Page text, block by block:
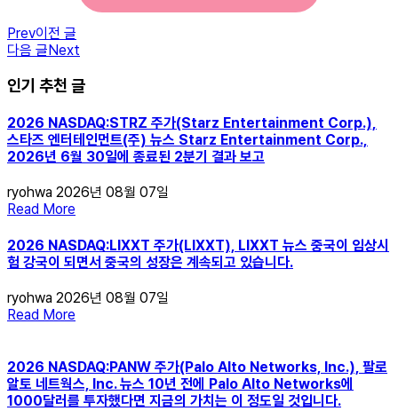
Prev이전 글
다음 글Next
인기 추천 글
2026 NASDAQ:STRZ 주가(Starz Entertainment Corp.),
스타즈 엔터테인먼트(주) 뉴스 Starz Entertainment Corp.,
2026년 6월 30일에 종료된 2분기 결과 보고
ryohwa 2026년 08월 07일
Read More
2026 NASDAQ:LIXXT 주가(LIXXT), LIXXT 뉴스 중국이 임상시
험 강국이 되면서 중국의 성장은 계속되고 있습니다.
ryohwa 2026년 08월 07일
Read More
2026 NASDAQ:PANW 주가(Palo Alto Networks, Inc.), 팔로
알토 네트웍스, Inc. 뉴스 10년 전에 Palo Alto Networks에
1000달러를 투자했다면 지금의 가치는 이 정도일 것입니다.